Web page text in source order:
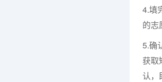
4.填
的志
5.确
获取
认，